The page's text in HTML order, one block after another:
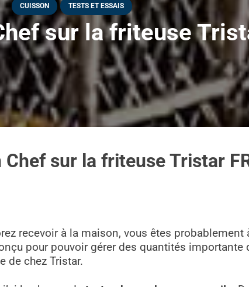
CUISSON TESTS ET ESSAIS
sur la friteuse
Chef sur la friteuse Tristar
recevoir à la maison, vous êtes probablement
pour pouvoir gérer des quantités importante
de chez Tristar.